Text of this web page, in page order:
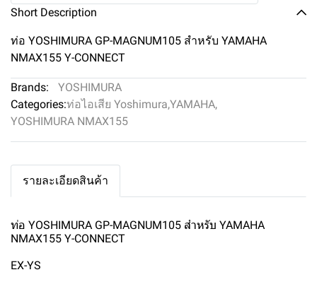
Short Description
ท่อ YOSHIMURA GP-MAGNUM105 สำหรับ YAMAHA
NMAX155 Y-CONNECT
Brands:
YOSHIMURA
Categories:ท่อไอเสีย Yoshimura,YAMAHA,
YOSHIMURA NMAX155
รายละเอียดสินค้า
ท่อ YOSHIMURA GP-MAGNUM105 สำหรับ YAMAHA
NMAX155 Y-CONNECT
EX-YS